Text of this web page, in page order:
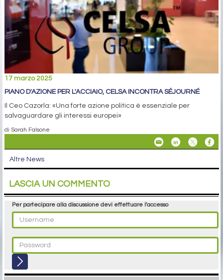
17 marzo 2025
PIANO D'AZIONE PER L'ACCIAIO, CELSA INCONTRA SÉJOURNÉ
Il Ceo Cazorla: «Una forte azione politica è essenziale per
salvaguardare gli interessi europei»
di Sarah Falsone
Altre News
LASCIA UN COMMENTO
Per partecipare alla discussione devi effettuare l'accesso